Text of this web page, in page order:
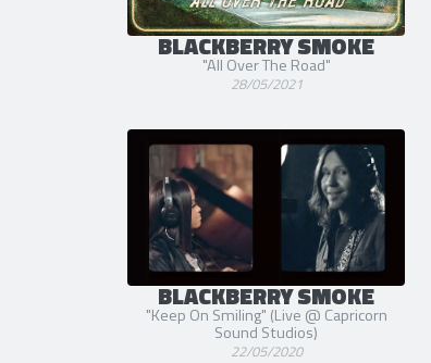
BLACKBERRY SMOKE
"All Over The Road"
28/05/2021
BLACKBERRY SMOKE
"Keep On Smiling" (Live @ Capricorn
Sound Studios)
22/05/2020